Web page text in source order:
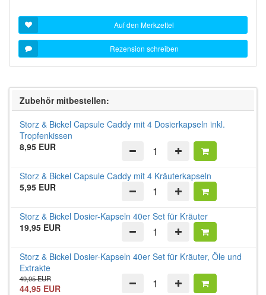
Auf den Merkzettel
Rezension schreiben
Zubehör mitbestellen:
Storz & Bickel Capsule Caddy mit 4 Dosierkapseln inkl.
Tropfenkissen
8,95 EUR
Storz & Bickel Capsule Caddy mit 4 Kräuterkapseln
5,95 EUR
Storz & Bickel Dosier-Kapseln 40er Set für Kräuter
19,95 EUR
Storz & Bickel Dosier-Kapseln 40er Set für Kräuter, Öle und
Extrakte
49,95 EUR
44,95 EUR